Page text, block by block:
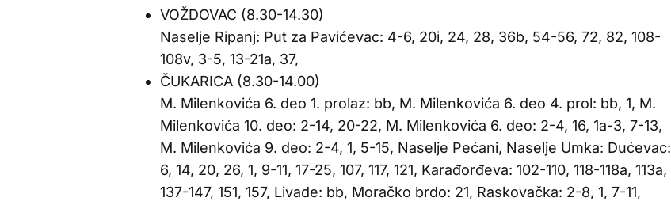
VOŽDOVAC (8.30-14.30)
Naselje Ripanj: Put za Pavićevac: 4-6, 20i, 24, 28, 36b, 54-56, 72, 82, 108-
108v, 3-5, 13-21a, 37,
ČUKARICA (8.30-14.00)
M. Milenkovića 6. deo 1. prolaz: bb, M. Milenkovića 6. deo 4. prol: bb, 1, M.
Milenkovića 10. deo: 2-14, 20-22, M. Milenkovića 6. deo: 2-4, 16, 1a-3, 7-13,
M. Milenkovića 9. deo: 2-4, 1, 5-15, Naselje Pećani, Naselje Umka: Dućevac:
6, 14, 20, 26, 1, 9-11, 17-25, 107, 117, 121, Karađorđeva: 102-110, 118-118a, 113a,
137-147, 151, 157, Livade: bb, Moračko brdo: 21, Raskovačka: 2-8, 1, 7-11,